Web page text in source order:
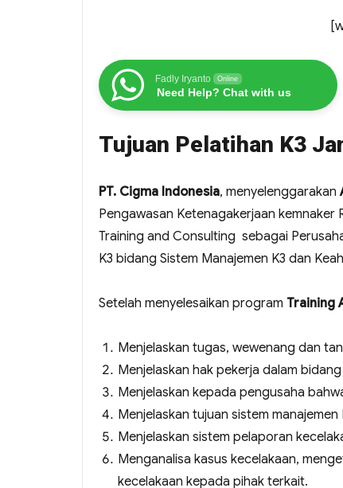
Fadly Iryanto Online
Need Help? Chat with us
Tujuan Pelatihan K3
PT. Cigma Indonesia, menyelenggarakan
Pengawasan Ketenagakerjaan kemnaker
Training and Consulting sebagai
K3 bidang Sistem Manajemen K3 dan
Setelah menyelesaikan program Training
Menjelaskan tugas, wewenang dan
Menjelaskan hak pekerja dalam bidang
Menjelaskan kepada pengusaha
Menjelaskan tujuan sistem manajemen
Menjelaskan sistem pelaporan
Menganalisa kasus kecelakaan,
kecelakaan kepada pihak terkait.